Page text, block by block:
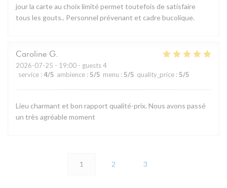
jour la carte au choix limité permet toutefois de satisfaire
tous les gouts.. Personnel prévenant et cadre bucolique.
Caroline G
2026-07-25 - 19:00 - guests 4
service : 4/5 ambience : 5/5 menu : 5/5 quality_price : 5/5
Lieu charmant et bon rapport qualité-prix. Nous avons passé
un très agréable moment
1 2 3